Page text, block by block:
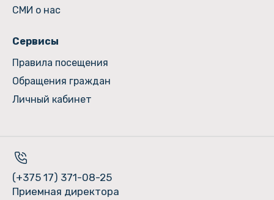
СМИ о нас
Сервисы
Правила посещения
Обращения граждан
Личный кабинет
(+375 17) 371-08-25
Приемная директора